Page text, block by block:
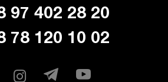
97 402 28 20
78 120 10 02